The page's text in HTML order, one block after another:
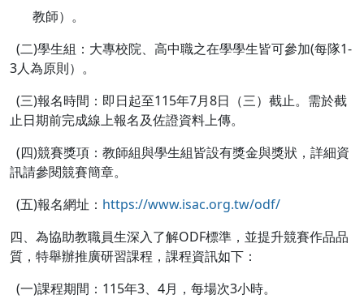
教師）。
(二)學生組：大專校院、高中職之在學學生皆可參加(每隊1-
3人為原則）。
(三)報名時間：即日起至115年7月8日（三）截止。需於截
止日期前完成線上報名及佐證資料上傳。
(四)競賽獎項：教師組與學生組皆設有獎金與獎狀，詳細資
訊請參閱競賽簡章。
(五)報名網址： https://www.isac.org.tw/odf/
四、為協助教職員生深入了解ODF標準，並提升競賽作品品
質，特舉辦推廣研習課程，課程資訊如下：
(一)課程期間：115年3、4月，每場次3小時。